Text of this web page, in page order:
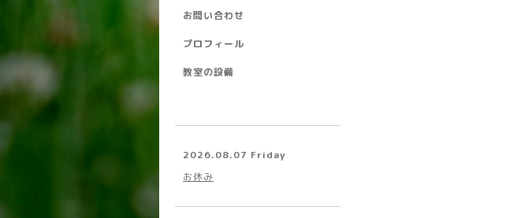
お問い合わせ
プロフィール
教室の設備
2026.08.07 Friday
お休み